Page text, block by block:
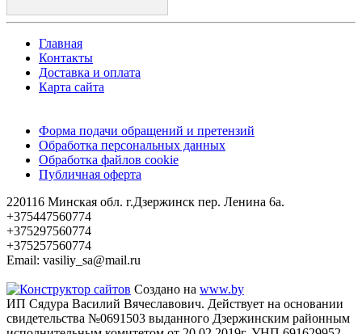
Главная
Контакты
Доставка и оплата
Карта сайта
Форма подачи обращений и претензий
Обработка персональных данных
Обработка файлов cookie
Публичная оферта
220116 Минская обл. г.Дзержинск пер. Ленина 6а.
+375447560774
+375297560774
+375257560774
Email: vasiliy_sa@mail.ru
Создано на www.by
ИП Сядура Василий Вячеславович. Действует на основании
свидетельства №0691503 выданного Дзержинским районным